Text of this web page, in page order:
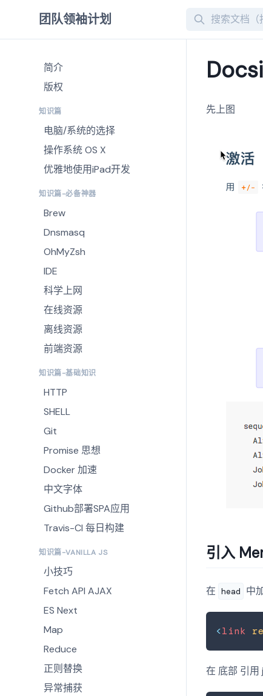
团队领袖计划 Search
简介
版权
知识篇
电脑/系统的选择
操作系统 OS X
优雅地使用iPad开发
知识篇-必备神器
Brew
Dnsmasq
OhMyZsh
IDE
科学上网
在线资源
离线资源
前端资源
知识篇-基础知识
HTTP
SHELL
Git
Promise 思想
Docker 加速
中文字体
Github部署SPA应用
Travis-CI 每日构建
知识篇-VANILLA JS
小技巧
Fetch API AJAX
ES Next
Map
Reduce
正则替换
异常捕获
先上图
引入
在 head 中
<link
在 底部 引用